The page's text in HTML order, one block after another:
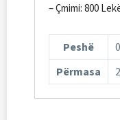
– Çmimi: 800
Peshë
Përmasa